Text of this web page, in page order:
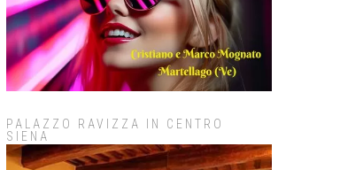
PALAZZO RAVIZZA IN CENTRO
SIENA